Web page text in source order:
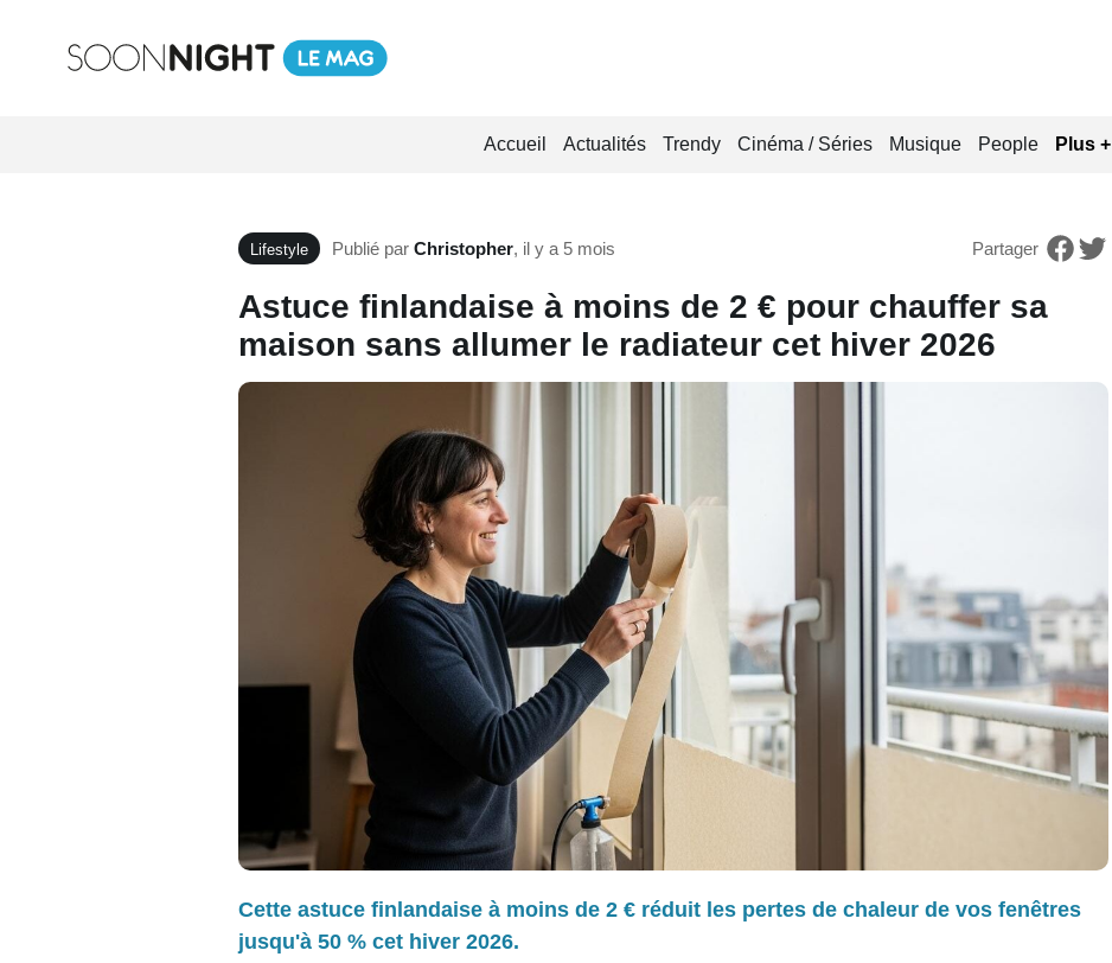
Accueil Actualités Trendy Cinéma / Séries Musique People Plus +
Lifestyle Publié parChristopher, il y a 5 mois Partager
Astuce finlandaise à moins de 2 € pour chauffer sa
maison sans allumer le radiateur cet hiver 2026
Cette astuce finlandaise à moins de 2 € réduit les pertes de chaleur de vos fenêtres
jusqu'à 50 % cet hiver 2026.